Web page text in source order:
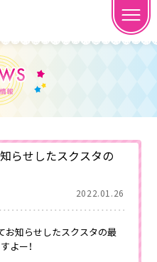
らせしたスクスタの
2022.01.26
お知らせしたスクスタの最
よー！